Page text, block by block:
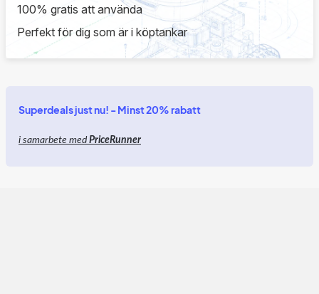
100% gratis att använda
Perfekt för dig som är i köptankar
Superdeals just nu! - Minst 20% rabatt
i samarbete med PriceRunner